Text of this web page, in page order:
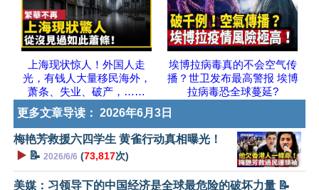
上海现状惊人！外国人走
光，有钱人大量移民海外，
萧条、失业、破产，……
埃博拉病毒真的不会空气传
播？世卫发布最高警报 埃博
拉病毒恐全球蔓延?
更多文章导读： 2026年6月3日
梅艳芳救援六四学生 黄雀行动真相曝光！
▶️ 📝 2026/6/6 (73,817次)
美媒：习领导下的中国经济是全球最危险的破坏力量 📝